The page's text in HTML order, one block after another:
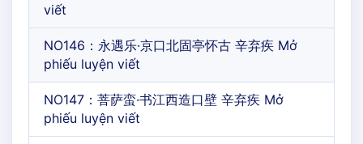
viết
NO146：永遇乐·京口北固亭怀古 辛弃疾 Mở
phiếu luyện viết
NO147：菩萨蛮·书江西造口壁 辛弃疾 Mở
phiếu luyện viết